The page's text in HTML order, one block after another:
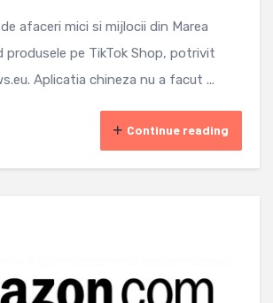
afaceri mici si mijlocii din Marea
produsele pe TikTok Shop, potrivit
Aplicatia chineza nu a facut ...
Continue reading